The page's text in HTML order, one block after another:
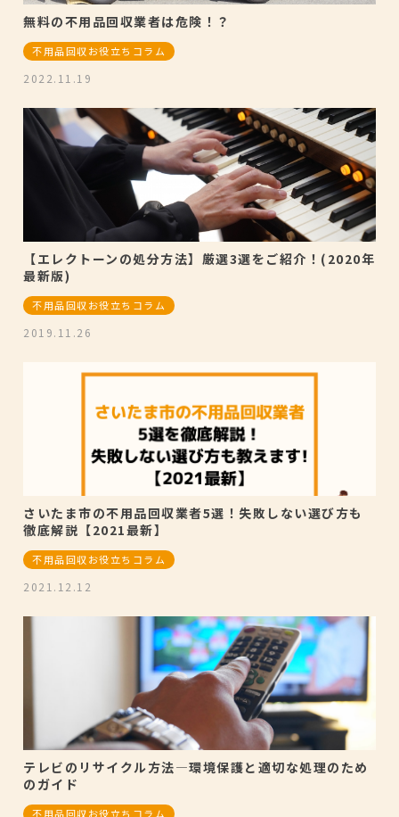
無料の不用品回収業者は危険！？
不用品回収お役立ちコラム
2022.11.19
【エレクトーンの処分方法】厳選3選をご紹介！(2020年
最新版)
不用品回収お役立ちコラム
2019.11.26
さいたま市の不用品回収業者5選！失敗しない選び方も
徹底解説【2021最新】
不用品回収お役立ちコラム
2021.12.12
テレビのリサイクル方法―環境保護と適切な処理のため
のガイド
不用品回収お役立ちコラム